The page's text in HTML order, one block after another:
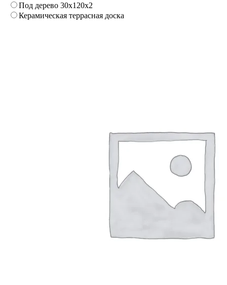
Под дерево 30x120x2
Керамическая террасная доска